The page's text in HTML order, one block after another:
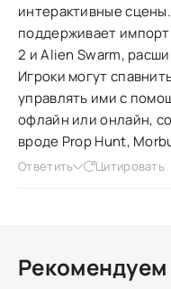
интерактивные
поддерживает
2 и Alien Swarm,
Игроки могут
управлять ими с
офлайн или онлайн,
вроде Prop Hunt,
Ответить Цитировать
Рекомендуем